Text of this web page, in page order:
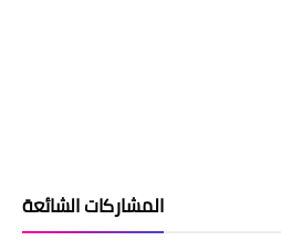
المشاركات الشائعة